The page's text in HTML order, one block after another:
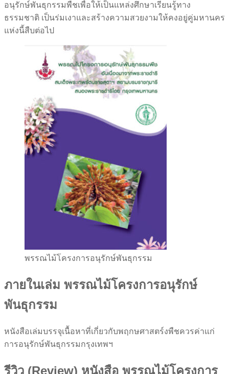
อนุรักษ์พันธุกรรมพืชเพื่อให้เป็นแหล่งศึกษาเรียนรู้ทาง
ธรรมชาติ เป็นร่มเงาและสร้างความสวยงามให้คงอยู่คู่มหานคร
แห่งนี้สืบต่อไป
พรรณไม้โครงการอนุรักษ์พันธุกรรม
ภายในเล่ม พรรณไม้โครงการอนุรักษ์
พันธุกรรม
หนังสือเล่มบรรจุเนื้อหาที่เกี่ยวกับพฤกษศาสตร์งพืชควรค่าแก่
การอนุรักษ์พันธุกรรมกรุงเทพฯ
รีวิว (Review) หนังสือ พรรณไม้โครงการ